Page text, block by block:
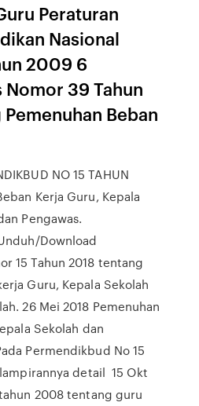
Peraturan
Nasional
2009 6
39 Tahun
Beban
NO 15 TAHUN
Kerja Guru, Kepala
Pengawas.
Download
15 Tahun 2018 tentang
Guru, Kepala Sekolah
26 Mei 2018 Pemenuhan
Sekolah dan
Permendikbud No 15
detail 15 Okt
2008 tentang guru